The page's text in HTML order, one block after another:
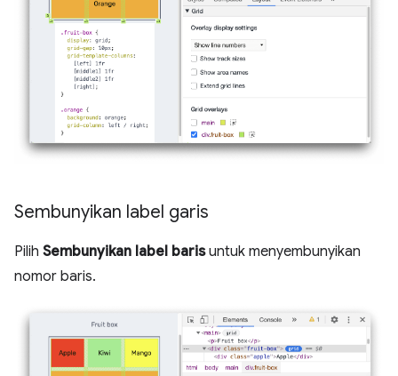
Sembunyikan label garis
Pilih Sembunyikan label barisuntuk menyembunyikan
nomor baris.